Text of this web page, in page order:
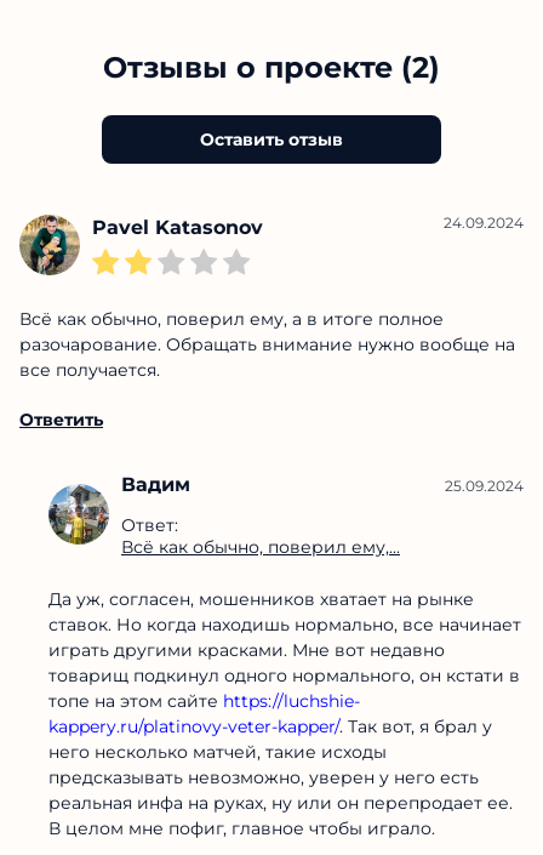
Отзывы о проекте (2)
Оставить отзыв
Pavel Katasonov 24.09.2024
Всё как обычно, поверил ему, а в итоге полное
разочарование. Обращать внимание нужно вообще
на все получается.
Ответить
Вадим
Ответ:
Всё как обычно, поверил ему,...
25.09.2024
Да уж, согласен, мошенников хватает на рынке
ставок. Но когда находишь нормально, все
начинает играть другими красками. Мне вот
недавно товарищ подкинул одного нормального,
он кстати в топе на этом сайтеhttps://luchshie-
kappery.ru/platinovy-veter-kapper/. Так вот, я брал у
него несколько матчей, такие исходы
предсказывать невозможно, уверен у него есть
реальная инфа на руках, ну или он перепродает
ее. В целом мне пофиг, главное чтобы играло.